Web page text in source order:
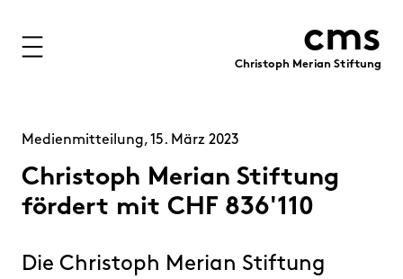
Projekte
Förderung
Immobilien
cms
Christoph Merian Stiftung
Medienmitteilung, 15. März 2023
Christoph Merian Stiftung
fördert mit CHF 836'110
Die Christoph Merian Stiftung